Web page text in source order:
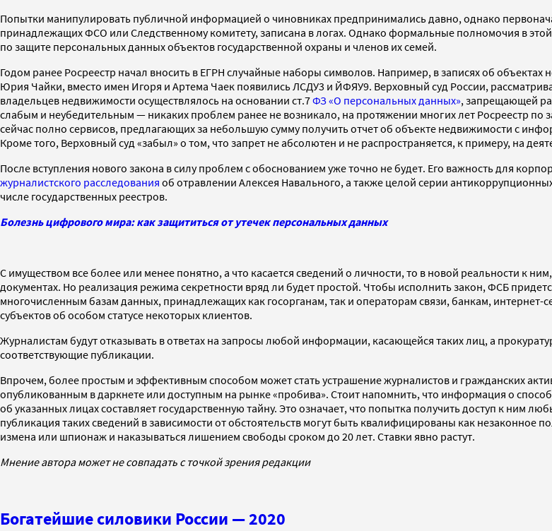
Попытки манипулировать публичной информацией о чиновниках предпринимались давно, однако
принадлежащих ФСО или Следственному комитету, записана в логах. Однако формальные полномочия в
по защите персональных данных объектов государственной охраны и членов их семей.
Годом ранее Росреестр начал вносить в ЕГРН случайные наборы символов. Например, в записях об
Юрия Чайки, вместо имен Игоря и Артема Чаек появились ЛСДУ3 и ЙФЯУ9. Верховный суд России,
владельцев недвижимости осуществлялось на основании ст.7ФЗ «О персональных данных», запрещающей
слабым и неубедительным — никаких проблем ранее не возникало, на протяжении многих лет Росреестр по
сейчас полно сервисов, предлагающих за небольшую сумму получить отчет об объекте недвижимости с
Кроме того, Верховный суд «забыл» о том, что запрет не абсолютен и не распространяется, к примеру, на
После вступления нового закона в силу проблем с обоснованием уже точно не будет. Его важность для
журналистского расследования об отравлении Алексея Навального, а также целой серии
числе государственных реестров.
Болезнь цифрового мира: как защититься от утечек персональных данных
С имуществом все более или менее понятно, а что касается сведений о личности, то в новой реальности к
документах. Но реализация режима секретности вряд ли будет простой. Чтобы исполнить закон, ФСБ
многочисленным базам данных, принадлежащих как госорганам, так и операторам связи, банкам,
субъектов об особом статусе некоторых клиентов.
Журналистам будут отказывать в ответах на запросы любой информации, касающейся таких лиц, а
соответствующие публикации.
Впрочем, более простым и эффективным способом может стать устрашение журналистов и гражданских
опубликованным в даркнете или доступным на рынке «пробива». Стоит напомнить, что информация о
об указанных лицах составляет государственную тайну. Это означает, что попытка получить доступ к ним
публикация таких сведений в зависимости от обстоятельств могут быть квалифицированы как незаконное
измена или шпионаж и наказываться лишением свободы сроком до 20 лет. Ставки явно растут.
Мнение автора может не совпадать с точкой зрения редакции
Богатейшие силовики России — 2020